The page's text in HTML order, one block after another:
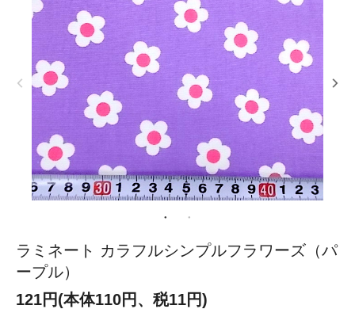
ラミネート カラフルシンプルフラワーズ（パ
ープル）
121円(本体110円、税11円)